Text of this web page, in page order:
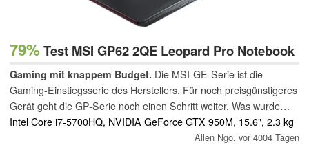
79% Test MSI GP62 2QE Leopard Pro Notebook
Gaming mit knappem Budget. Die MSI-GE-Serie ist die
Gaming-Einstiegsserie des Herstellers. Für noch preisgünstigeres
Gerät geht die GP-Serie noch einen Schritt weiter. Was wurde
dabei genau eingespart?
Intel Core i7-5700HQ, NVIDIA GeForce GTX 950M, 15.6", 2.3 kg
Allen Ngo, vor 4004 Tagen